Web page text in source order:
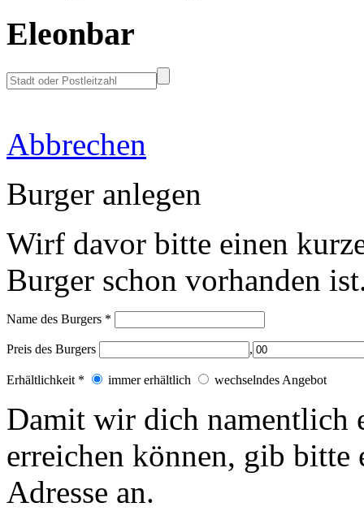
Eleonbar
Abbrechen
Burger anlegen
Wirf davor bitte einen
Burger schon vorhanden
Name des Burgers *
Preis des Burgers ,
Erhältlichkeit * immer erhältlich wechselndes Angebot
Damit wir dich namentlich
erreichen können, gib
Adresse an.